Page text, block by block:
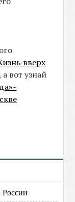
вверх
а вот узнай